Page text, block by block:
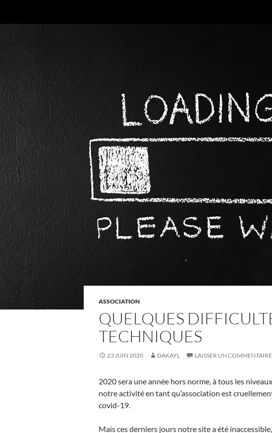
ASSOCIATION
QUELQUES
TECHNIQUES
23 JUIN 2020 DAKAYL LAISSER UN COMMENTAIRE
2020 sera une année hors norme, à tous les
notre activité en tant qu’association est
covid-19.
Mais ces derniers jours notre site a été